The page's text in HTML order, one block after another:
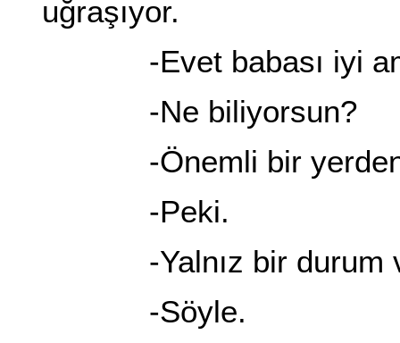
uğraşıyor.
-Evet babası iyi
-Ne biliyorsun?
-Önemli bir yerden
-Peki.
-Yalnız bir durum
-Söyle.